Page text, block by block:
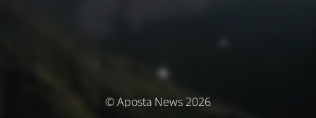
© Aposta News 2026